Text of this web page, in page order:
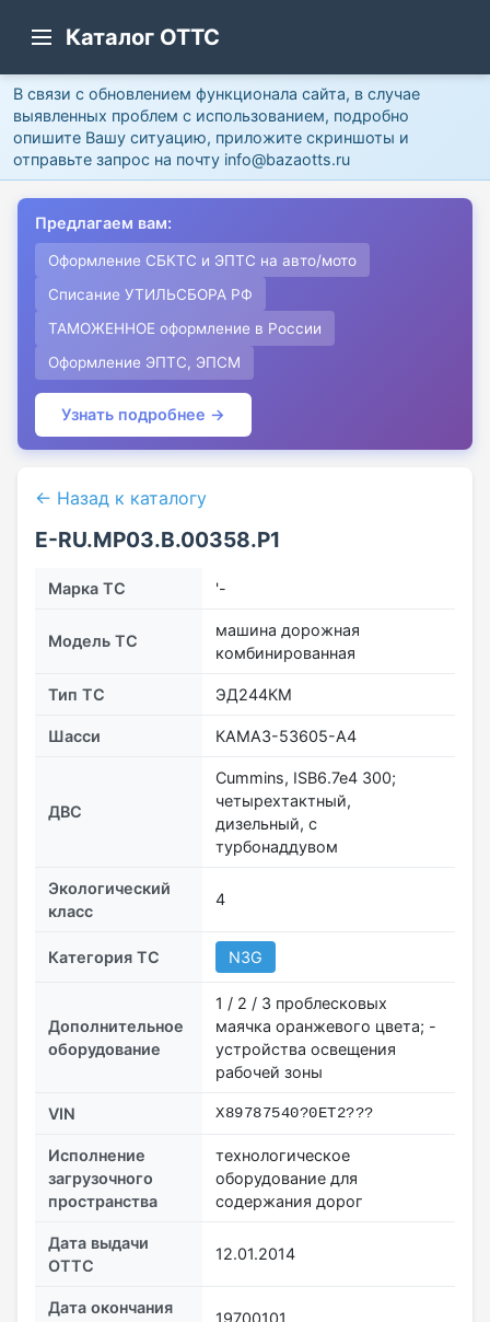
Каталог ОТТС
В связи с обновлением функционала сайта, в случае
выявленных проблем с использованием, подробно
опишите Вашу ситуацию, приложите скриншоты и
отправьте запрос на почту info@bazaotts.ru
Предлагаем вам:
Оформление СБКТС и ЭПТС на авто/мото
Списание УТИЛЬСБОРА РФ
ТАМОЖЕННОЕ оформление в России
Оформление ЭПТС, ЭПСМ
Узнать подробнее →
← Назад к каталогу
E-RU.МР03.B.00358.Р1
Марка ТС '-
Модель ТС
машина дорожная
комбинированная
Тип ТС ЭД244КМ
Шасси КАМАЗ-53605-А4
ДВС
Cummins, ISB6.7e4 300;
четырехтактный,
дизельный, с
турбонаддувом
Экологический
класс
4
Категория ТС N3G
Дополнительное
оборудование
1 / 2 / 3 проблесковых
маячка оранжевого цвета; -
устройства освещения
рабочей зоны
VIN X89787540?0ET2???
Исполнение
загрузочного
пространства
технологическое
оборудование для
содержания дорог
Дата выдачи
ОТТС
12.01.2014
Дата окончания
19700101